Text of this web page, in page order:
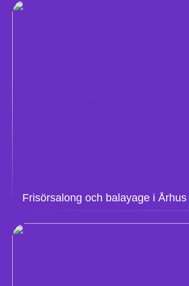
Frisörsalong och balayage i Århus